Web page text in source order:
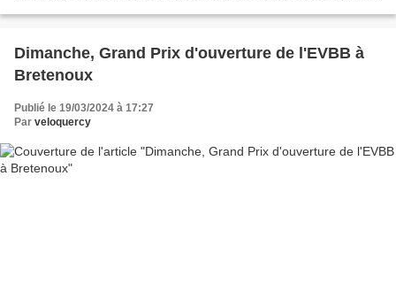
Dimanche, Grand Prix d'ouverture de l'EVBB à
Bretenoux
Publié le 19/03/2024 à 17:27
Par veloquercy